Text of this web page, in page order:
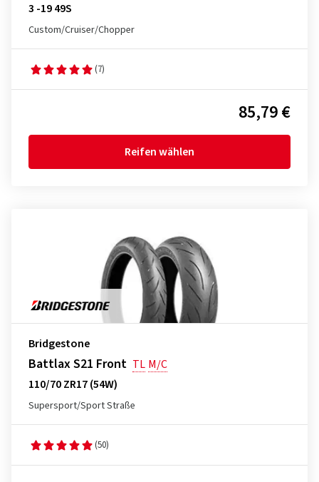
3 -19 49S
Custom/Cruiser/Chopper
(7)
85,79 €
Reifen wählen
Bridgestone
Battlax S21 Front TL M/C
110/70 ZR17 (54W)
Supersport/Sport Straße
(50)